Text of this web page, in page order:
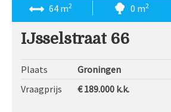
64 m2 0 m2
IJsselstraat 66
Plaats
Groningen
Vraagprijs
€ 189.000 k.k.